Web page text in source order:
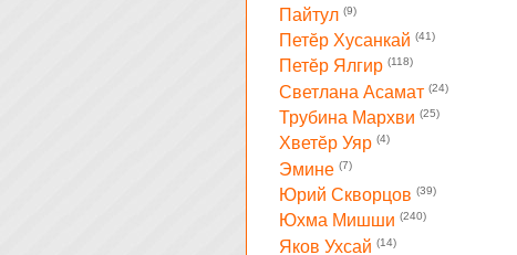
Пайтул (9)
Петĕр Хусанкай (41)
Петĕр Ялгир (118)
Светлана Асамат (24)
Трубина Мархви (25)
Хветĕр Уяр (4)
Эмине (7)
Юрий Скворцов (39)
Юхма Мишши (240)
Яков Ухсай (14)